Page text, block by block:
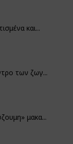
και...
των ζωγ...
μακα...